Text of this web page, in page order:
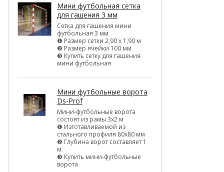
Мини футбольная сетка
для гашения 3 мм
Сетка для гашения мини
футбольная 3 мм
❶ Размер сетки 2,90 х 1,90 м
❷ Размер ячейки 100 мм
❸ Купить сетку для гашения
мини футбольная
Мини футбольные ворота
Ds-Prof
Мини-футбольные ворота
состоят из рамы 3х2 м
❶ Изготавливаемой из
стального профиля 80х80 мм
❷ Глубина ворот составляет 1
м.
❸ Купить мини-футбольные
ворота